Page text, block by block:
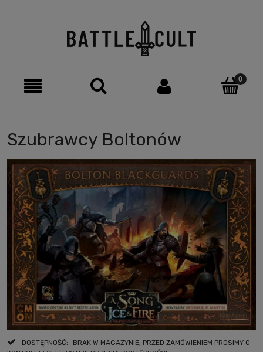
Szubrawcy Boltonów
DOSTĘPNOŚĆ:
BRAK W MAGAZYNIE, PRZED ZAMÓWIENIEM PROSIMY O